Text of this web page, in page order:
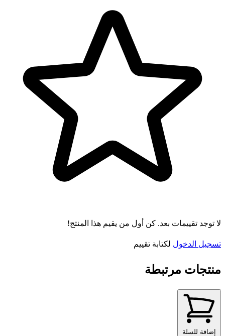
لا توجد تقييمات بعد. كن أول من يقيم هذا المنتج!
تسجيل الدخول لكتابة تقييم
منتجات مرتبطة
إضافة للسلة